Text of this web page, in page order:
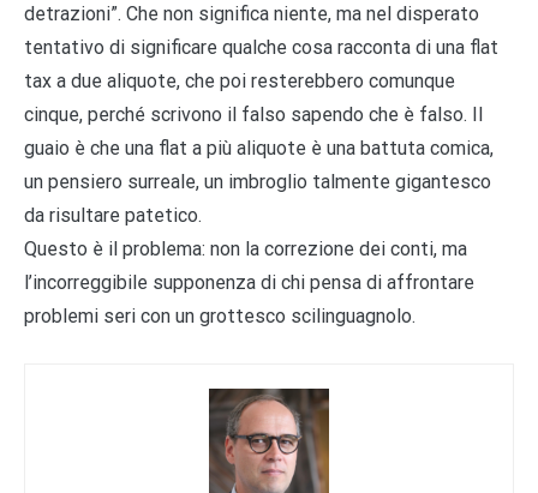
detrazioni”. Che non significa niente, ma nel disperato
tentativo di significare qualche cosa racconta di una flat
tax a due aliquote, che poi resterebbero comunque
cinque, perché scrivono il falso sapendo che è falso. Il
guaio è che una flat a più aliquote è una battuta comica,
un pensiero surreale, un imbroglio talmente gigantesco
da risultare patetico.
Questo è il problema: non la correzione dei conti, ma
l’incorreggibile supponenza di chi pensa di affrontare
problemi seri con un grottesco scilinguagnolo.